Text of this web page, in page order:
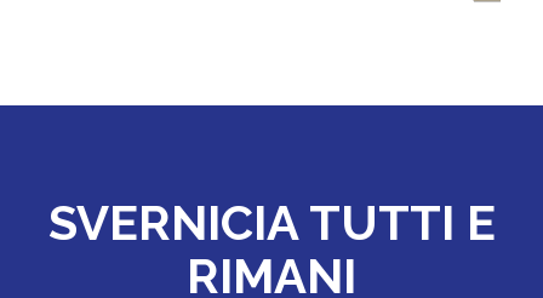
SVERNICIA TUTTI E
RIMANI